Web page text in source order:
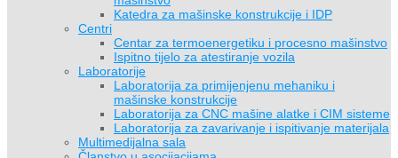
Katedra za mašinske konstrukcije i IDP
Centri
Centar za termoenergetiku i procesno mašinstvo
Ispitno tijelo za atestiranje vozila
Laboratorije
Laboratorija za primijenjenu mehaniku i
mašinske konstrukcije
Laboratorija za CNC mašine alatke i CIM sisteme
Laboratorija za zavarivanje i ispitivanje materijala
Multimedijalna sala